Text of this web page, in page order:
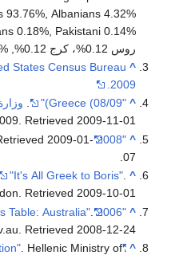
روس 0.12%، كرج 0.12%, Indians 0.09% وآخرون 0.65%.
^
States Census Bureau
2009.
^
"Greece (08/09)"
.
. Retrieved2009-11-01
^
"2008 estimate"
2009-01-
07
.
^
"It's All Greek to Boris".
. Retrieved2009-10-01
^
"2006 Census Table: Australia"
. Retrieved 2008-12-24
^
"General Diaspora Information"
. Hellenic Ministry of